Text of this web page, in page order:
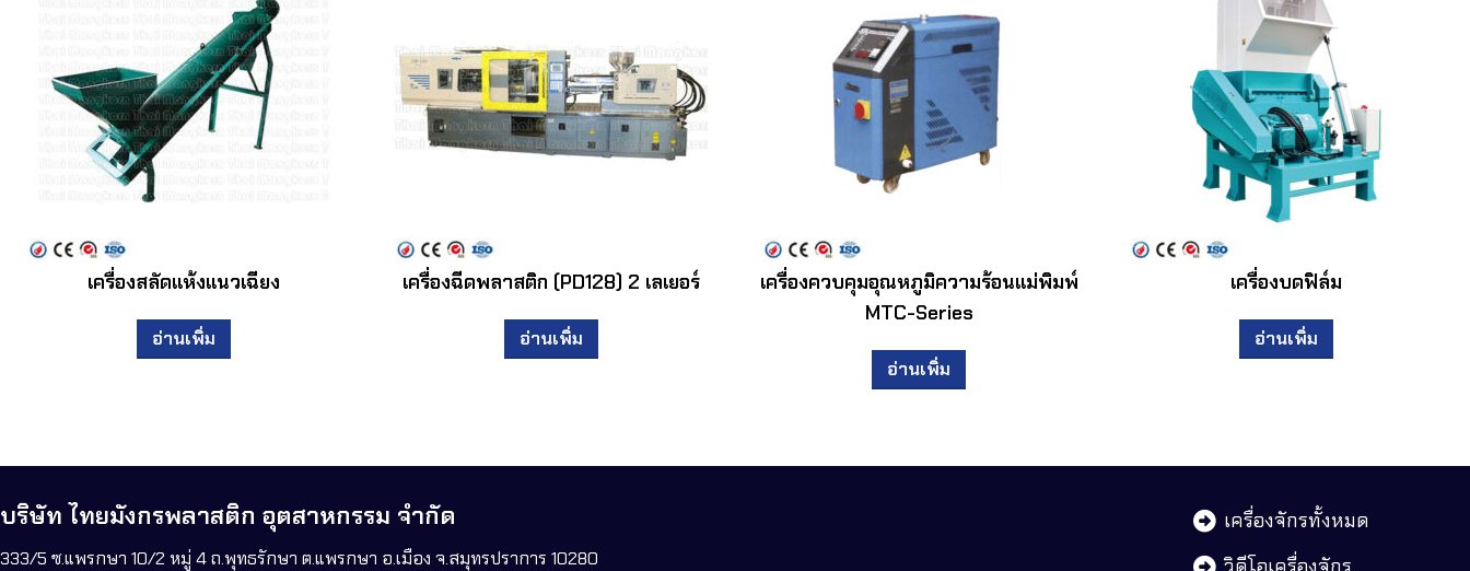
เครื่องสลัดแห้งแนวเฉียง
อ่านเพิ่ม
เครื่องฉีดพลาสติก (PD128) 2 เลเยอร์
อ่านเพิ่ม
เครื่องควบคุมอุณหภูมิความร้อนแม่พิมพ์
MTC-Series
อ่านเพิ่ม
เครื่องบดฟิล์ม
อ่านเพิ่ม
บริษัท ไทยมังกรพลาสติก อุตสาหกรรม จำกัด
333/5 ซ.แพรกษา 10/2 หมู่ 4 ถ.พุทธรักษา ต.แพรกษา อ.เมือง จ.สมุทรปราการ 10280
เครื่องจักรทั้งหมด